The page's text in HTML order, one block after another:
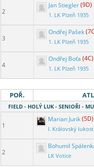
2
Jan Stiegler(9D)
1. LK Plzeň 1935
3
Ondřej Pašek
1. LK Plzeň 1935
4
Ondřej Boťa
1. LK Plzeň 1935
POŘ.
FIELD - HOLÝ LUK - SENIOŘI -
1
Marian Jurik
I. Královský
2
Bohumil
LK Votice